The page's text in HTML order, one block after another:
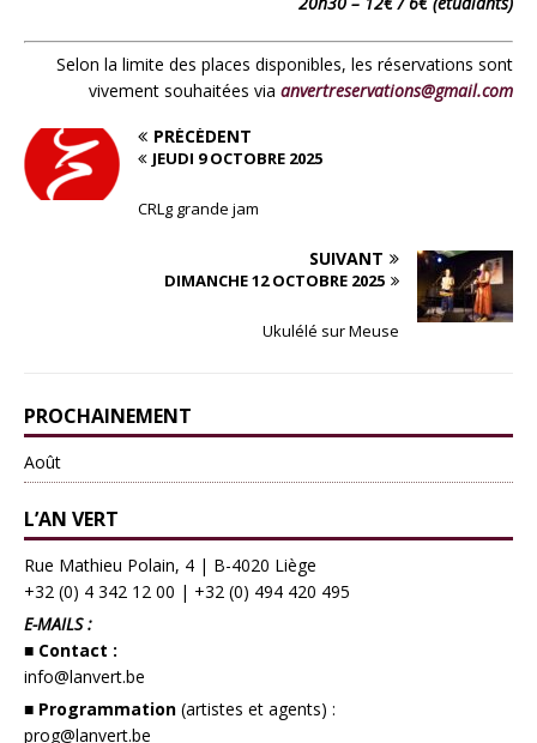
Selon la limite des places disponibles, les réservations sont
vivement souhaitées via anvertreservations@gmail.com
PRÉCÉDENT
JEUDI 9 OCTOBRE 2025
CRLg grande jam
SUIVANT
DIMANCHE 12 OCTOBRE 2025
Ukulélé sur Meuse
PROCHAINEMENT
Août
L’AN VERT
Rue Mathieu Polain, 4 | B-4020 Liège
+32 (0) 4 342 12 00 | +32 (0) 494 420 495
E-MAILS :
■ Contact :
info@lanvert.be
■ Programmation (artistes et agents) :
prog@lanvert.be